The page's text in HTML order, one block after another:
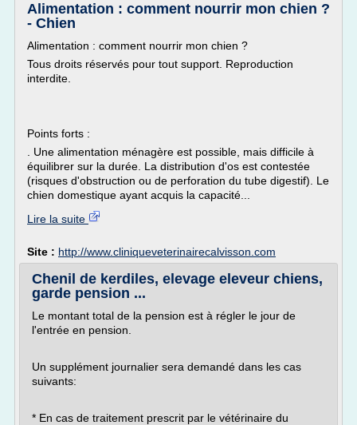
Alimentation : comment nourrir mon chien ?
- Chien
Alimentation : comment nourrir mon chien ?
Tous droits réservés pour tout support. Reproduction
interdite.
Points forts :
. Une alimentation ménagère est possible, mais difficile à
équilibrer sur la durée. La distribution d'os est contestée
(risques d'obstruction ou de perforation du tube digestif). Le
chien domestique ayant acquis la capacité...
Lire la suite
Site : http://www.cliniqueveterinairecalvisson.com
Chenil de kerdiles, elevage eleveur chiens,
garde pension ...
Le montant total de la pension est à régler le jour de
l'entrée en pension.
Un supplément journalier sera demandé dans les cas
suivants:
* En cas de traitement prescrit par le vétérinaire du